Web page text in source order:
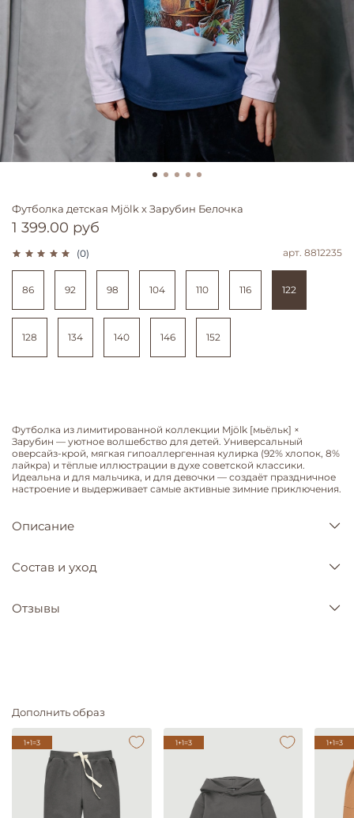
(0) арт. 8812235
Футболка детская Mjölk х Зарубин Белочка
1 399.00 руб
86 92 98 104 110 116 122
128 134 140 146 152
Футболка из лимитированной коллекции Mjölk [мьёльк] ×
Зарубин — уютное волшебство для детей. Универсальный
оверсайз-крой, мягкая гипоаллергенная кулирка (92% хлопок, 8%
лайкра) и тёплые иллюстрации в духе советской классики.
Идеальна и для мальчика, и для девочки — создаёт праздничное
настроение и выдерживает самые активные зимние приключения.
Описание
Состав и уход
Отзывы
Дополнить образ
1+1=3 1+1=3 1+1=3